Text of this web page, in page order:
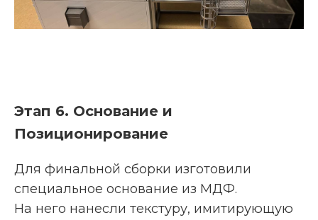
Этап 6. Основание и
Позиционирование
Для финальной сборки изготовили
специальное основание из МДФ.
На него нанесли текстуру, имитирующую